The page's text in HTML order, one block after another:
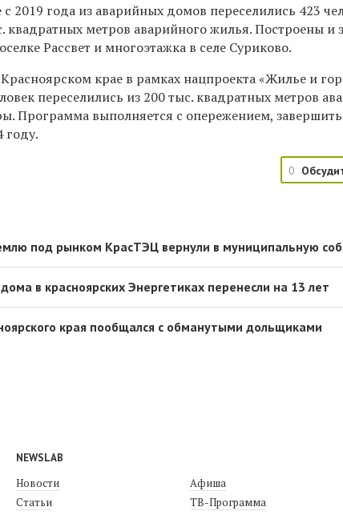
2019 года из аварийных домов переселились 423
квадратных метров аварийного жилья. Построены и
Рассвет и многоэтажка в селе Суриково.
крае в рамках нацпроекта «Жилье и
переселились из 200 тыс. квадратных метров
Программа выполняется с опережением, завершить
году.
0
под рынком КрасТЭЦ вернули в муниципальную
в красноярских Энергетиках перенесли на 13 лет
края пообщался с обманутыми дольщиками
NEWSLAB
Новости
Статьи
Афиша
ТВ-Программа